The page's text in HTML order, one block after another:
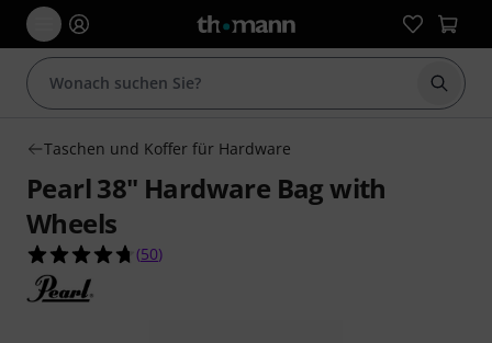
Suche
Taschen und Koffer für Hardware
Pearl 38" Hardware Bag with
Wheels
4.7 von 5 Sternen aus 50 Kundenbewertungen
(50)